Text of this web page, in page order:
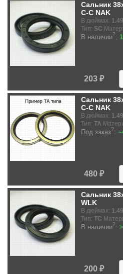
Сальник
C-C NAK
В дюймах:
Тип: SC
В наличии?:
203 ₽
Сальник
C-C NAK
В дюймах:
Тип: TA
Под заказ?:
480 ₽
Сальник
WLK
В дюймах:
Тип: TC
В наличии?:
200 ₽